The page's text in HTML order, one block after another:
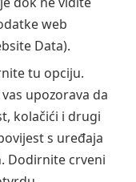
web
Data).
tu opciju.
upozorava da
kolačići i drugi
s uređaja
Dodirnite crveni